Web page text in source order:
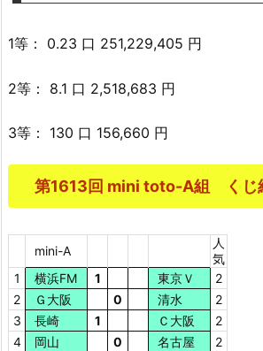
1等： 0.23 口 251,229,405 円
2等： 8.1 口 2,518,683 円
3等： 130 口 156,660 円
第1613回 mini toto-A組 くじ
mini-A
人
気
1
横浜FM 1 東京Ｖ
2
2
Ｇ大阪 0 清水
2
3
長崎 1 Ｃ大阪
2
4
岡山 0 名古屋
2